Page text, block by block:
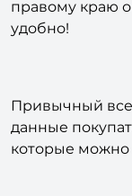
как в шапке
правому краю
Привычный
данные
которые можно